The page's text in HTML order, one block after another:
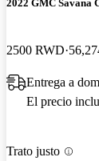
2022 GMC Savana
2500 RWD
Entrega a
El precio
Trato justo